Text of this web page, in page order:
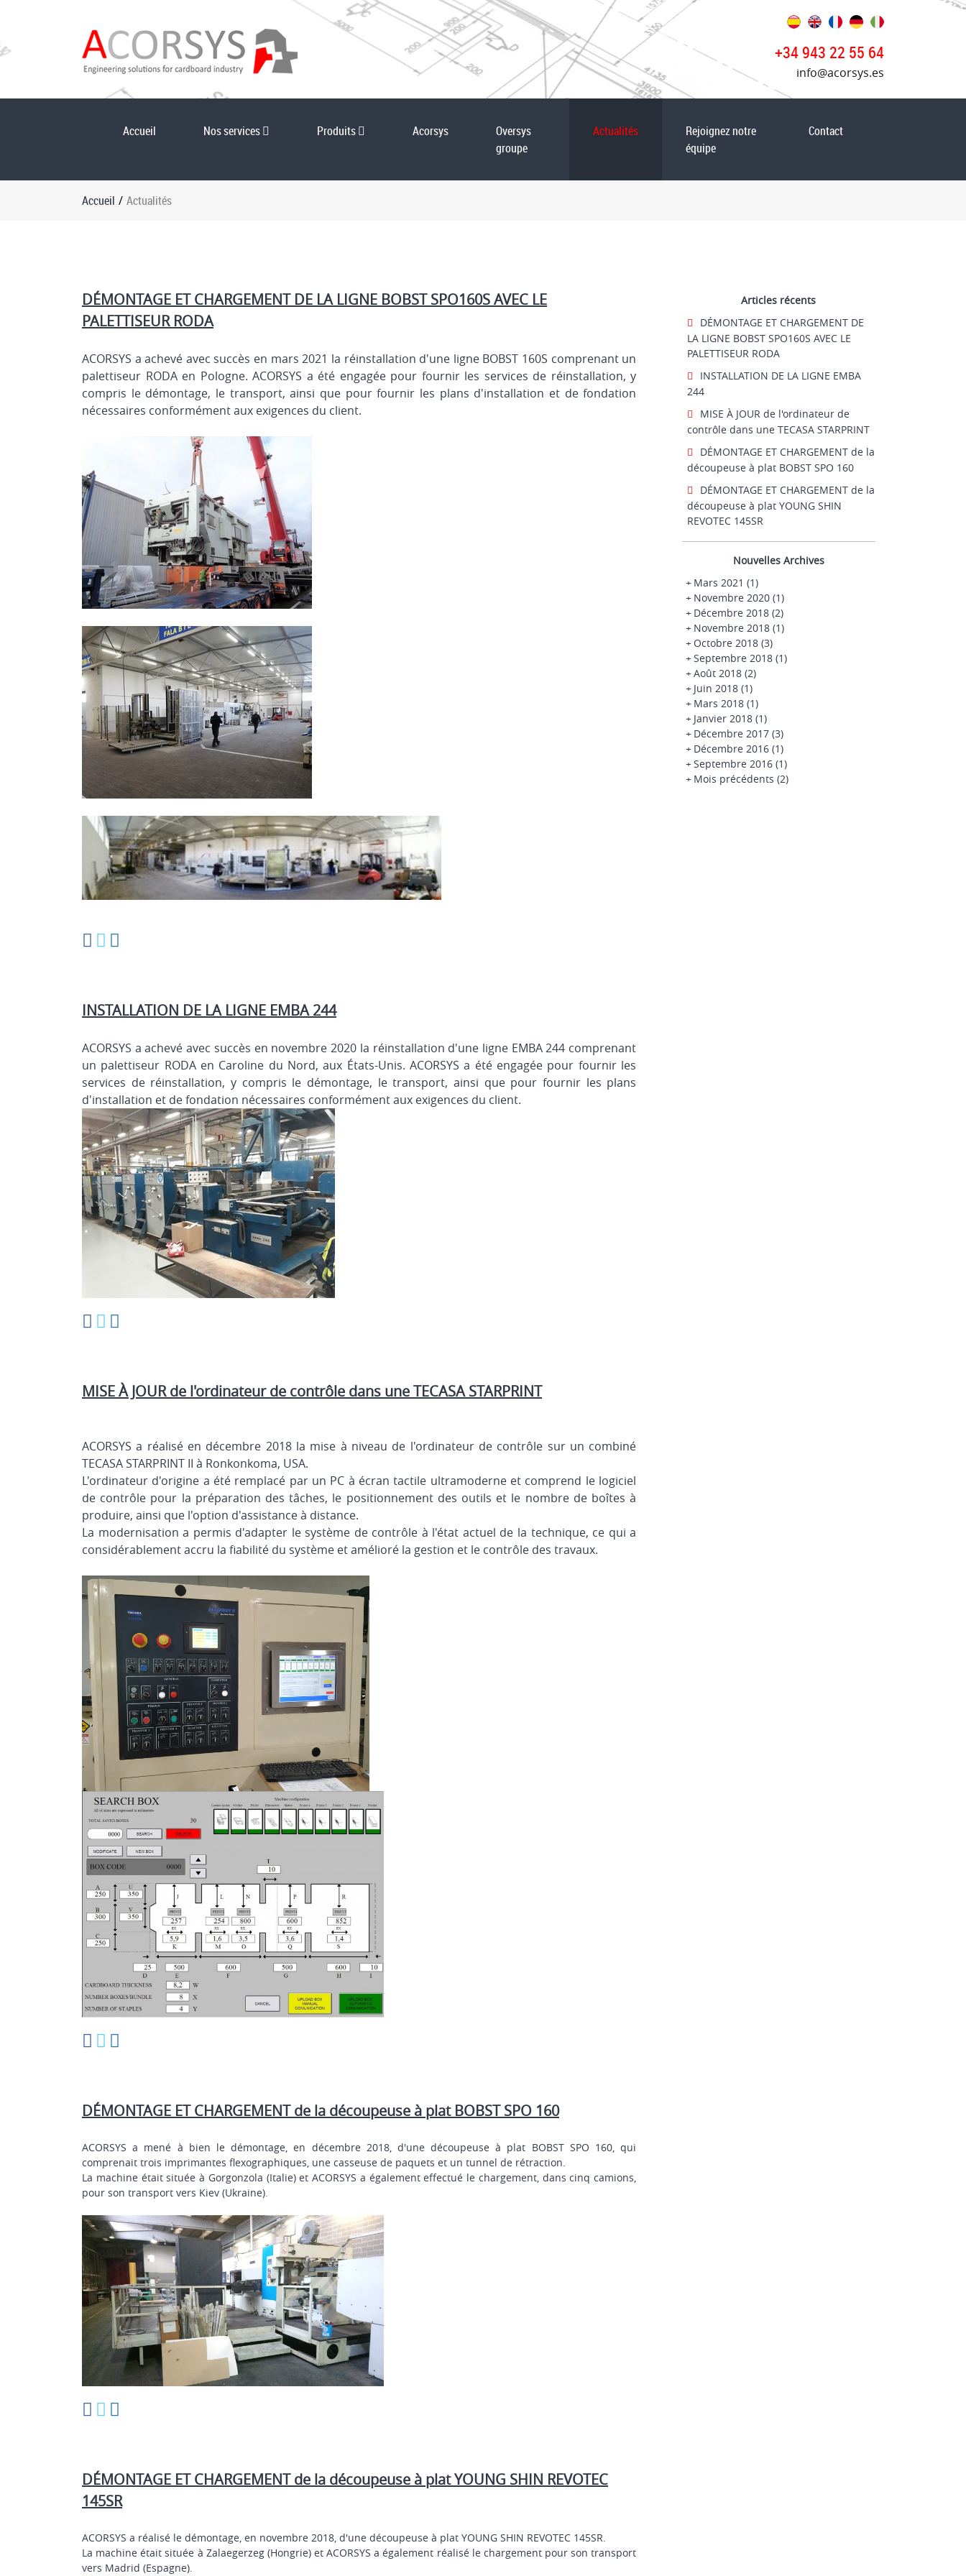
+34 943 22 55 64
info@acorsys.es
Accueil Nos services Produits Acorsys
Oversys
groupe
Actualités
Rejoignez notre
équipe
Contact
Accueil / Actualités
DÉMONTAGE ET CHARGEMENT DE LA LIGNE BOBST SPO160S AVEC LE
PALETTISEUR RODA
ACORSYS a achevé avec succès en mars 2021 la réinstallation d'une ligne BOBST 160S comprenant un
palettiseur RODA en Pologne. ACORSYS a été engagée pour fournir les services de réinstallation, y
compris le démontage, le transport, ainsi que pour fournir les plans d'installation et de fondation
nécessaires conformément aux exigences du client.
INSTALLATION DE LA LIGNE EMBA 244
ACORSYS a achevé avec succès en novembre 2020 la réinstallation d'une ligne EMBA 244 comprenant
un palettiseur RODA en Caroline du Nord, aux États-Unis. ACORSYS a été engagée pour fournir les
services de réinstallation, y compris le démontage, le transport, ainsi que pour fournir les plans
d'installation et de fondation nécessaires conformément aux exigences du client.
MISE À JOUR de l'ordinateur de contrôle dans une TECASA STARPRINT
ACORSYS a réalisé en décembre 2018 la mise à niveau de l'ordinateur de contrôle sur un combiné
TECASA STARPRINT II à Ronkonkoma, USA.
L'ordinateur d'origine a été remplacé par un PC à écran tactile ultramoderne et comprend le logiciel
de contrôle pour la préparation des tâches, le positionnement des outils et le nombre de boîtes à
produire, ainsi que l'option d'assistance à distance.
La modernisation a permis d'adapter le système de contrôle à l'état actuel de la technique, ce qui a
considérablement accru la fiabilité du système et amélioré la gestion et le contrôle des travaux.
DÉMONTAGE ET CHARGEMENT de la découpeuse à plat BOBST SPO 160
ACORSYS a mené à bien le démontage, en décembre 2018, d'une découpeuse à plat BOBST SPO 160, qui
comprenait trois imprimantes flexographiques, une casseuse de paquets et un tunnel de rétraction.
La machine était située à Gorgonzola (Italie) et ACORSYS a également effectué le chargement, dans cinq camions,
pour son transport vers Kiev (Ukraine).
DÉMONTAGE ET CHARGEMENT de la découpeuse à plat YOUNG SHIN REVOTEC
145SR
ACORSYS a réalisé le démontage, en novembre 2018, d'une découpeuse à plat YOUNG SHIN REVOTEC 145SR.
La machine était située à Zalaegerzeg (Hongrie) et ACORSYS a également réalisé le chargement pour son transport
vers Madrid (Espagne).
Articles récents
DÉMONTAGE ET CHARGEMENT DE
LA LIGNE BOBST SPO160S AVEC LE
PALETTISEUR RODA
INSTALLATION DE LA LIGNE EMBA
244
MISE À JOUR de l'ordinateur de
contrôle dans une TECASA STARPRINT
DÉMONTAGE ET CHARGEMENT de la
découpeuse à plat BOBST SPO 160
DÉMONTAGE ET CHARGEMENT de la
découpeuse à plat YOUNG SHIN
REVOTEC 145SR
Nouvelles Archives
+Mars 2021(1)
+Novembre 2020(1)
+Décembre 2018(2)
+Novembre 2018(1)
+Octobre 2018(3)
+Septembre 2018(1)
+Août 2018(2)
+Juin 2018(1)
+Mars 2018(1)
+Janvier 2018(1)
+Décembre 2017(3)
+Décembre 2016(1)
+Septembre 2016(1)
+Mois précédents(2)